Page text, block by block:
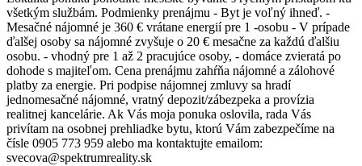
všetkým službám. Podmienky prenájmu - Byt je voľný ihneď. -
Mesačné nájomné je 360 € vrátane energií pre 1 -osobu - V prípade
ďalšej osoby sa nájomné zvyšuje o 20 € mesačne za každú ďalšiu
osobu. - vhodný pre 1 až 2 pracujúce osoby, - domáce zvieratá po
dohode s majiteľom. Cena prenájmu zahŕňa nájomné a zálohové
platby za energie. Pri podpise nájomnej zmluvy sa hradí
jednomesačné nájomné, vratný depozit/zábezpeka a provízia
realitnej kancelárie. Ak Vás moja ponuka oslovila, rada Vás
privítam na osobnej prehliadke bytu, ktorú Vám zabezpečíme na
čísle 0905 773 959 alebo ma kontaktujte emailom:
svecova@spektrumreality.sk